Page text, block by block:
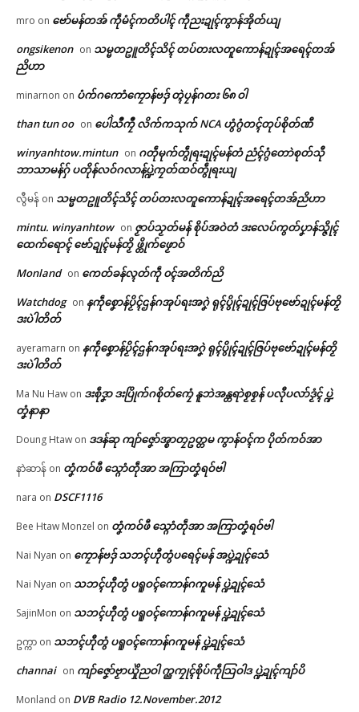
ဌာန်ပရိုၚ်ဗၠးၜးမန်
ပရိုၚ်လက္ကရဴအိုတ်
🏛 လညာတ်ပါ်ပဲါ
ညးဒါန်လိက်
ဗွဳဒဳယဵု
ကေတ်အဆက်
Related
ကၠောန်သ္ပကေၚ်ကာမ္ၚဵုကဵုဒါန်တံ
စကာ sound box မ္ဂး ဂကောံအုပ်
ဓုပ်တံ ကေတ်အရေဝ်ရောၚ်
In "ပရိုၚ်"
ဝိုၚ်ဝေၚ်လံၚ်သြန်ဂမၠိုၚ်ဂှ် အလဵုအ
သဳပၞာန်တွဵုရးဍုၚ်မန် ရပ်စပ်မာန်
ဟာ …
June 25, 2026
In "လိက်ပရေၚ်"
ဂကောံအုပ်ဓုပ်ကျာ်မြဟ်ကဵု ဂ
ကောံရပ်လွဟ်အပ္ဍဲဒေသတံ ရာန်
ဂအာၚ်တိ သွက်ဂွံသၠဲပ္တိတ်ဝိုၚ်ဝေၚ်
June 12, 2026
In "ပရိုၚ်"
mro on ဗော်မန်တအ် ကဵုမံၚ်ကတိပါၚ် ကဵုညးဍုၚ်ကွာန်အိုတ်ယျ
ongsikenon on သမ္မတဥူတိၚ်သိၚ် တပ်တးလတူကောန်ဍုၚ်အရေၚ်တအ်
ညိဟာ
minarnon on ပံက်ဂကောံကၠောန်ဗဒှ် တ္ၚဲပၠန်ဂတး ၆၈ ဝါ
than tun oo on ပေါဲသဳကၠဳ လိက်ကသုက် NCA ဟွံဂွံတၚ်တုပ်စိုတ်ဏီ
winyanhtow.mintun on ဂတဵုမုက်တွဵုရးဍုၚ်မန်တံ ညံၚ်ဂွံတောဲစုတ်သီု
ဘာသာမန်ဂှ် ပတိုန်လဝ်ဂလာန်ပ္ဍဲကၠတ်ထဝ်တွဵုရးယျ
လွီမန် on သမ္မတဥူတိၚ်သိၚ် တပ်တးလတူကောန်ဍုၚ်အရေၚ်တအ်ညိဟာ
mintu. winyanhtow on ဇၟာပ်သၟတ်မန် စိုပ်အဝဲတံ ဒးလေပ်ကွတ်ပၞာန်သ္ဇိုၚ်
ထေက်ရောၚ် ဗော်ဍုၚ်မန်တၟိ ဖ္တိုက်ဖၟောဝ်
Monland on ကေတ်ခန်လ္ၚတ်ကဵု ၀ၚ်အတိက်ညိ
Watchdog on နကဵုစၞောန်ပၟိၚ်ဌန်ဂအုပ်ရးအဂၞဲ ရုၚ်ပွိုၚ်ဍုၚ်ဇြပ်ဗုဗော်ဍုၚ်မန်တၟိ
ဒးပဲါတိတ်
ayeramarn on နကဵုစၞောန်ပၟိၚ်ဌန်ဂအုပ်ရးအဂၞဲ ရုၚ်ပွိုၚ်ဍုၚ်ဇြပ်ဗုဗော်ဍုၚ်မန်တၟိ
ဒးပဲါတိတ်
Ma Nu Haw on ဒးစဵုဒၞာ ဒးပြိုက်ဂစိုတ်ကၠေံ နူဘဲအန္တရာဲစၟစၟန် ပလီုပလာ်ဒၟံၚ် ပ္ဍဲ
တၞံနာနာ
Doung Htaw on ဒဒန်ဆု ကျာ်ဇၞော်အ္စာတၠဥတ္တမ ကွာန်ဝၚ်က ပိုတ်ကဝ်အာ
နာဲဆာန် on တၞံကဝ်ဖီ သ္ဂောံတဵုအာ အကြာတၞံရဝ်ဗါ
nara on DSCF1116
Bee Htaw Monzel on တၞံကဝ်ဖီ သ္ဂောံတဵုအာ အကြာတၞံရဝ်ဗါ
Nai Nyan on ကၠောန်ဗဒှ် သဘၚ်ဟီုတွံပရေၚ်မန် အပ္ဍဲဍုၚ်သေံ
Nai Nyan on သဘၚ်ဟီုတွံ ပရူဝၚ်ကောန်ဂကူမန် ပ္ဍဲဍုၚ်သေံ
SajinMon on သဘၚ်ဟီုတွံ ပရူဝၚ်ကောန်ဂကူမန် ပ္ဍဲဍုၚ်သေံ
ဥက္ကာ on သဘၚ်ဟီုတွံ ပရူဝၚ်ကောန်ဂကူမန် ပ္ဍဲဍုၚ်သေံ
channai on ကျာ်ဇၞော်ဗၟာယှိုဲညဝါ က္ညကၠုၚ်စိုပ်ကဵုသြဝါဒ ပ္ဍဲဍုၚ်ကျာ်ပိ
Monland on DVB Radio 12.November.2012